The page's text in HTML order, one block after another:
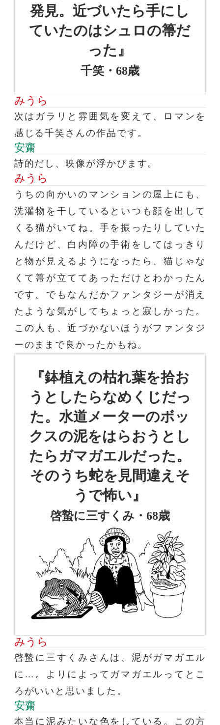
発見。 近づいたら手にし
ていたのはシュロの箒だ
った』
千笑・68歳
みうら
次はガラリと雰囲気を変えて、ロマンを
感じる千笑さんの作品です。
安齋
詩的だし、映像が浮かびます。
みうら
うちの向かいのマンションの屋上にも、
洗濯物を干しているといつも顔を出して
くる猫がいてね。手を振ったりしていた
んだけど、白内障の手術をしてはっきり
と物が見えるようになったら、猫じゃな
くて箒が立ててあっただけとわかったん
です。でもなんだかファンタジーが消え
たような気がしてちょっと寂しかった。
この人も、近づかないほうがファンタジ
ーのままで良かったかもね。
『鉢植えの枯れ葉を拾お
うとしたらなめくじだっ
た。水道メーターのボッ
クスの泥をはらおうとし
たらガマガエルだった。
そのうち蛇を見間違えそ
うで怖い』
啓蟄に三すくみ・68歳
みうら
啓蟄に三すくみさんは、泥がガマガエル
に…。よりによってガマガエルってとこ
ろがいいと思いました。
安齋
本当に泥みたいな色をしている。この方